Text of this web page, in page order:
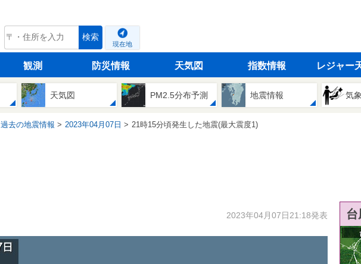
tenki.jp 検索
現在地
観測 防災情報 天気図 指数情報 レジャー
天気図 PM2.5分布予測 地震情報 気
過去の地震情報 2023年04月07日 21時15分頃発生した地震(最大震度1)
2023年04月07日21:18発表